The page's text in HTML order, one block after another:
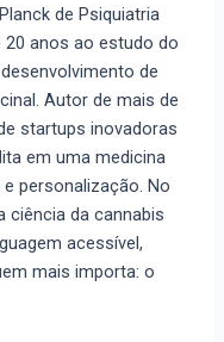
de Psiquiatria
20 anos ao estudo do
de
Autor de mais de
startups inovadoras
em uma medicina
personalização. No
ciência da cannabis
acessível,
mais importa: o